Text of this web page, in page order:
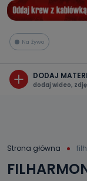
Na żywo
DODAJ
dodaj wideo,
Strona główna